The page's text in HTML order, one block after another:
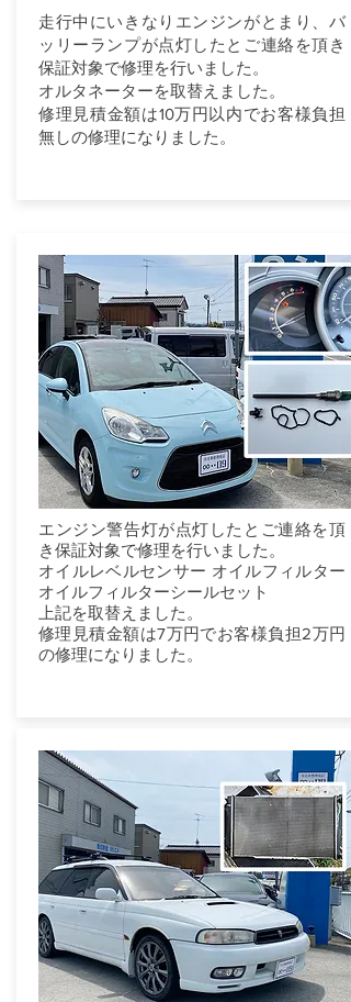
走行中にいきなりエンジンがとまり、バ
ッリーランプが点灯したとご連絡を頂き
保証対象で修理を行いました。
オルタネーターを取替えました。
修理見積金額は10万円以内でお客様負担
無しの修理になりました。
エンジン警告灯が点灯したとご連絡を頂
き保証対象で修理を行いました。
オイルレベルセンサー オイルフィルター
オイルフィルターシールセット
上記を取替えました。
修理見積金額は7万円でお客様負担2万円
の修理になりました。